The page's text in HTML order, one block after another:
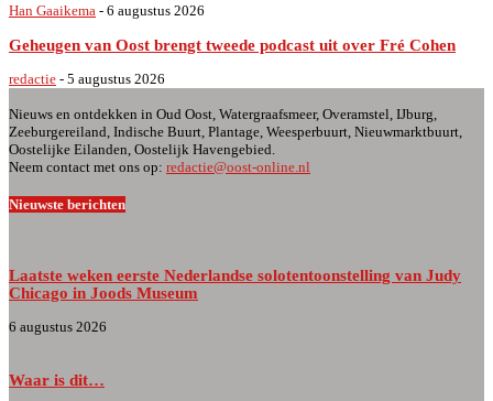
Han Gaaikema - 6 augustus 2026
Geheugen van Oost brengt tweede podcast uit over Fré Cohen
redactie - 5 augustus 2026
Nieuws en ontdekken in Oud Oost, Watergraafsmeer, Overamstel, IJburg,
Zeeburgereiland, Indische Buurt, Plantage, Weesperbuurt, Nieuwmarktbuurt,
Oostelijke Eilanden, Oostelijk Havengebied.
Neem contact met ons op: redactie@oost-online.nl
Nieuwste berichten
Laatste weken eerste Nederlandse solotentoonstelling van Judy
Chicago in Joods Museum
6 augustus 2026
Waar is dit…